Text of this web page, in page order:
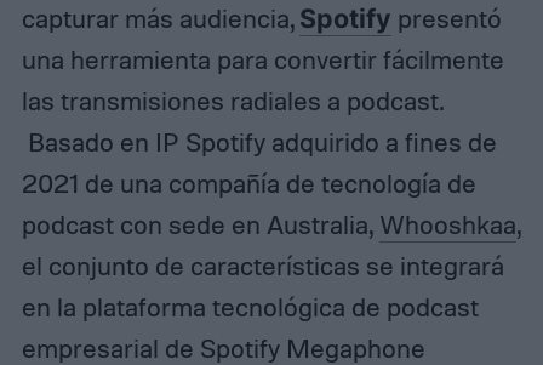
capturar más audiencia,Spotify presentó
una herramienta para convertir fácilmente
las transmisiones radiales a podcast.
Basado en IP Spotify adquirido a fines de
2021 de una compañía de tecnología de
podcast con sede en Australia, Whooshkaa,
el conjunto de características se integrará
en la plataforma tecnológica de podcast
empresarial de Spotify Megaphone